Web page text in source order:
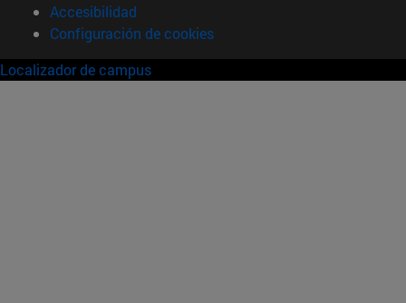
Accesibilidad
Configuración de cookies
Localizador de campus